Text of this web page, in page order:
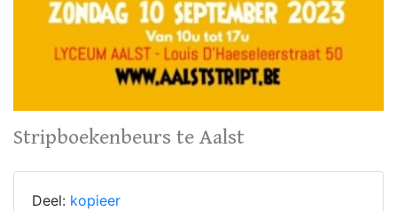
Stripboekenbeurs te Aalst
Deel: kopieer